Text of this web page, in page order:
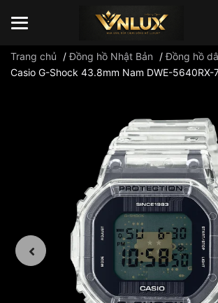
Trang chủ /Đồng hồ Nhật Bản /Đồng hồ
Casio G-Shock 43.8mm Nam DWE-5640RX-